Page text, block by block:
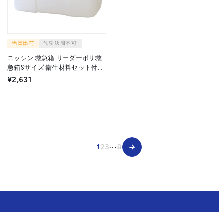
当日出荷 代引決済不可
ニッシン 救急箱 リーダーポリ救
急箱Sサイズ 衛生材料セット付
782611 1S ▼688-0989
¥2,631
123⋯8